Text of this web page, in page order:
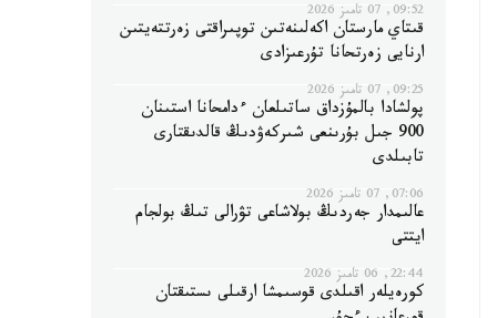
09:52, 07 تامىز 2026
قىتاي مارستان اكەلىنەتىن توپىراقتى زەرتتەيتىن
ارنايى زەرتحانا تۇرعىزادى
09:25, 07 تامىز 2026
پولشادا بالمۇزداق ساتىلعان ءدامحانا استىنان
900 جىل بۇرىنعى شىركەۋدىڭ قالدىقتارى
تابىلدى
07:06, 07 تامىز 2026
عالىمدار جەردىڭ بولاشاعى تۋرالى تىڭ بولجام
ايتتى
22:44, 06 تامىز 2026
كورەيلەر اقىلدى قوسىمشا ارقىلى ىستىقتان